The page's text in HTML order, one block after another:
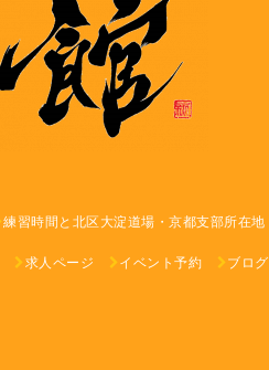
練習時間と北区大淀道場・京都支部所在地
求人ページ イベント予約 ブログ